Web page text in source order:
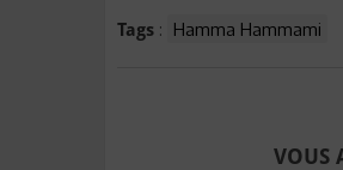
Tags : Hamma Hammami
VOUS